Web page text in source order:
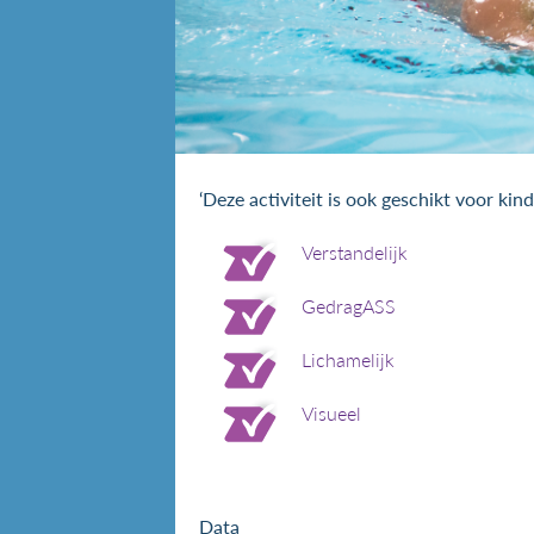
‘Deze activiteit is ook geschikt voor
Verstandelijk
GedragASS
Lichamelijk
Visueel
Data